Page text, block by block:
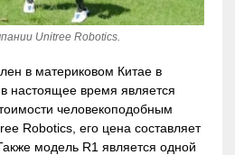
Unitree Robotics.
в материковом Китае в
настоящее время является
человекоподобным
Robotics, его цена составляет
модель R1 является одной